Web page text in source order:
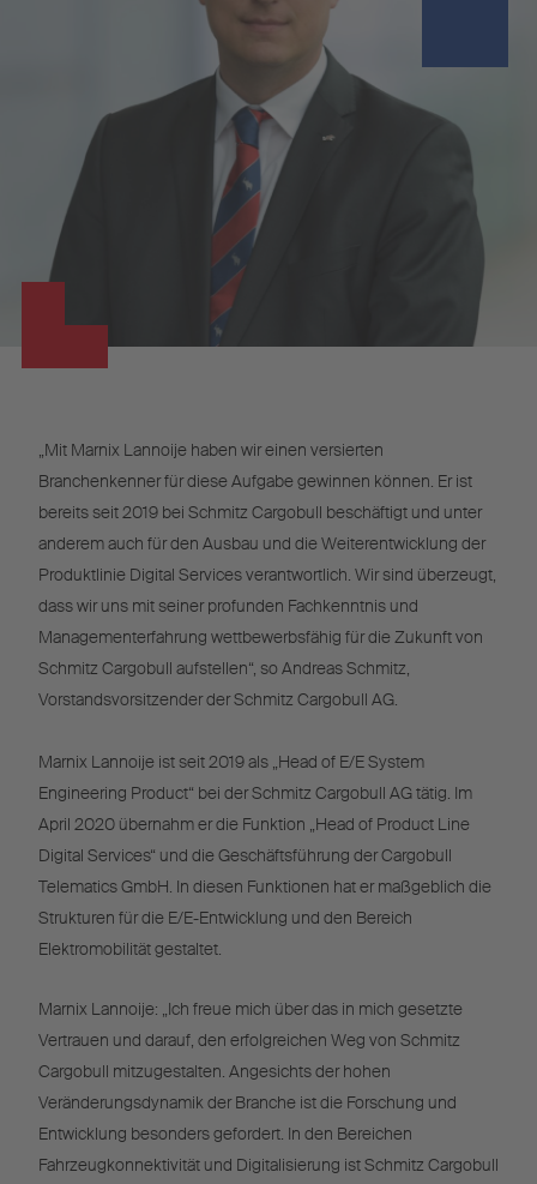
„Mit Marnix Lannoije haben wir einen versierten
Branchenkenner für diese Aufgabe gewinnen können. Er ist
bereits seit 2019 bei Schmitz Cargobull beschäftigt und unter
anderem auch für den Ausbau und die Weiterentwicklung der
Produktlinie Digital Services verantwortlich. Wir sind überzeugt,
dass wir uns mit seiner profunden Fachkenntnis und
Managementerfahrung wettbewerbsfähig für die Zukunft von
Schmitz Cargobull aufstellen“, so Andreas Schmitz,
Vorstandsvorsitzender der Schmitz Cargobull AG.
Marnix Lannoije ist seit 2019 als „Head of E/E System
Engineering Product“ bei der Schmitz Cargobull AG tätig. Im
April 2020 übernahm er die Funktion „Head of Product Line
Digital Services“ und die Geschäftsführung der Cargobull
Telematics GmbH. In diesen Funktionen hat er maßgeblich die
Strukturen für die E/E-Entwicklung und den Bereich
Elektromobilität gestaltet.
Marnix Lannoije: „Ich freue mich über das in mich gesetzte
Vertrauen und darauf, den erfolgreichen Weg von Schmitz
Cargobull mitzugestalten. Angesichts der hohen
Veränderungsdynamik der Branche ist die Forschung und
Entwicklung besonders gefordert. In den Bereichen
Fahrzeugkonnektivität und Digitalisierung ist Schmitz Cargobull